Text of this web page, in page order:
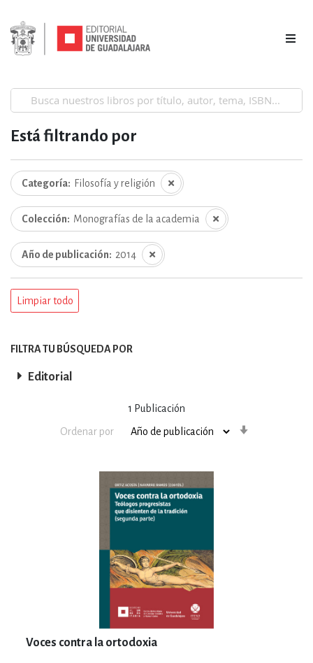
1 Publicación
Ordenar por
Voces contra la ortodoxia
Está filtrando por
Categoría Filosofía y religión
Colección Monografías de la academia
Año de publicación 2014
Limpiar todo
FILTRA TU BÚSQUEDA POR
Editorial